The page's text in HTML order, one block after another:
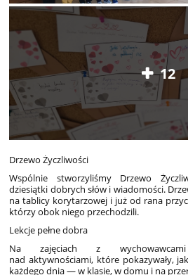
12
Drzewo Życzliwości
Wspólnie stworzyliśmy Drzewo
dziesiątki dobrych słów i wiadomości.
na tablicy korytarzowej i już od rana
którzy obok niego przechodzili.
Lekcje pełne dobra
Na zajęciach z
nad aktywnościami, które pokazywały,
każdego dnia — w klasie, w domu i na